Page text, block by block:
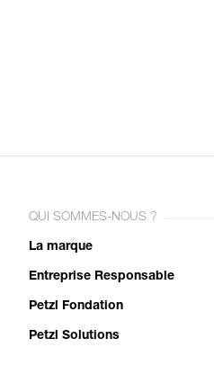
QUI SOMMES-NOUS ?
La marque
Entreprise Responsable
Petzl Fondation
Petzl Solutions